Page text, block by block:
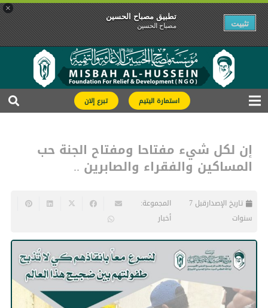
×
تطبیق مصباح الحسین
مصباح الحسین تثبیت
استمارة اليتيم تبرع إلان
إن لكل شيء مفتاحا ومفتاح الجنة حب
المساكين والفقراء والصابرين ..
تاريخ الإصدار
قبل 7
سنوات
المجموعة:
أخبار